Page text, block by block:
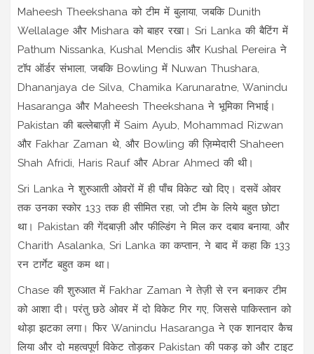
Maheesh Theekshana को टीम में बुलाया, जबकि Dunith
Wellalage और Mishara को बाहर रखा। Sri Lanka की बैटिंग में
Pathum Nissanka, Kushal Mendis और Kushal Pereira ने
टॉप ऑर्डर संभाला, जबकि Bowling में Nuwan Thushara,
Dhananjaya de Silva, Chamika Karunaratne, Wanindu
Hasaranga और Maheesh Theekshana ने भूमिका निभाई।
Pakistan की बल्लेबाज़ी में Saim Ayub, Mohammad Rizwan
और Fakhar Zaman थे, और Bowling की ज़िम्मेदारी Shaheen
Shah Afridi, Haris Rauf और Abrar Ahmed की थी।
Sri Lanka ने शुरुआती ओवरों में ही पाँच विकेट खो दिए। दसवें ओवर
तक उनका स्कोर 133 तक ही सीमित रहा, जो टीम के लिये बहुत छोटा
था। Pakistan की गेंदबाज़ी और फील्डिंग ने मिल कर दबाव बनाया, और
Charith Asalanka, Sri Lanka का कप्तान, ने बाद में कहा कि 133
रन टार्गेट बहुत कम था।
Chase की शुरुआत में Fakhar Zaman ने तेज़ी से रन बनाकर टीम
को आशा दी। परंतु छठे ओवर में दो विकेट गिर गए, जिससे पाकिस्तान को
थोड़ा झटका लगा। फिर Wanindu Hasaranga ने एक शानदार कैच
लिया और दो महत्वपूर्ण विकेट तोड़कर Pakistan की पकड़ को और टाइट